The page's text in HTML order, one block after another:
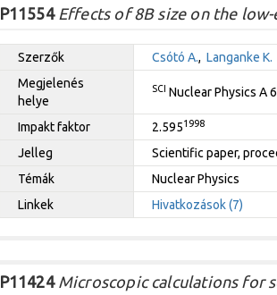
P11554Effects of 8B size on the low-
Szerzők Csótó A., Langanke K.
Megjelenés
helye
SCI Nuclear Physics A
Impakt faktor 2.5951998
Jelleg
Scientific paper,
Témák
Nuclear Physics
Linkek
Hivatkozások (7)
P11424Microscopic calculations for